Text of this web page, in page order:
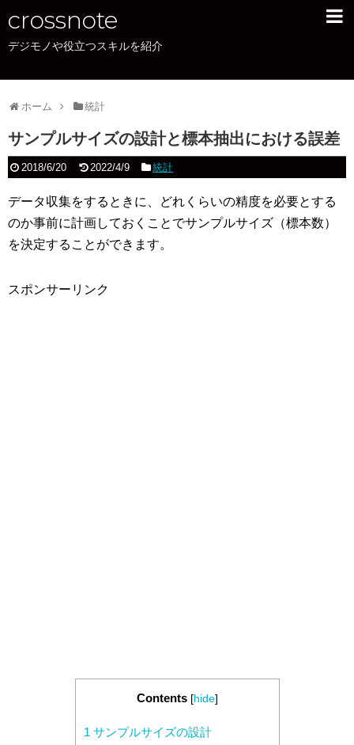
crossnote
デジモノや役立つスキルを紹介
ホーム 統計
サンプルサイズの設計と標本抽出における誤差
2018/6/20 2022/4/9 統計
データ収集をするときに、どれくらいの精度を必要とする
のか事前に計画しておくことでサンプルサイズ（標本数）
を決定することができます。
スポンサーリンク
Contents [hide]
1 サンプルサイズの設計
PC
ENVY x360 13
XPS15
office
カメラ
統計